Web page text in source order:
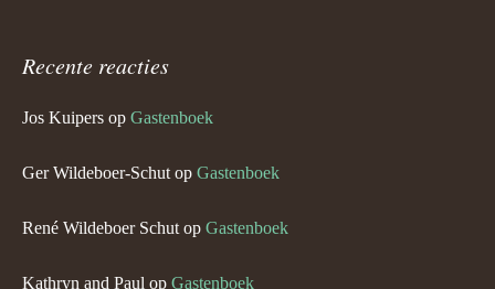
Recente reacties
Jos Kuipers op Gastenboek
Ger Wildeboer-Schut op Gastenboek
René Wildeboer Schut op Gastenboek
Kathryn and Paul op Gastenboek